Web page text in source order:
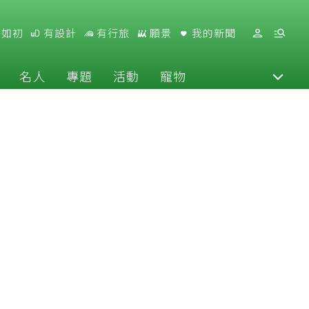
初 有設計 有行旅 願景 我的新聞
名人 專題 活動 寵物